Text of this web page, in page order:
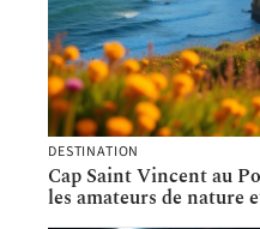
DESTINATION
Cap Saint Vincent au
les amateurs de nature